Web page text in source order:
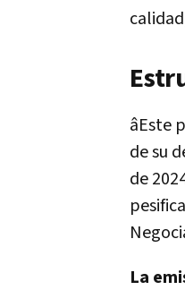
de su
de
La